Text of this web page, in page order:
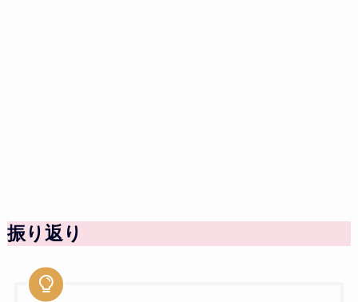
振り返り